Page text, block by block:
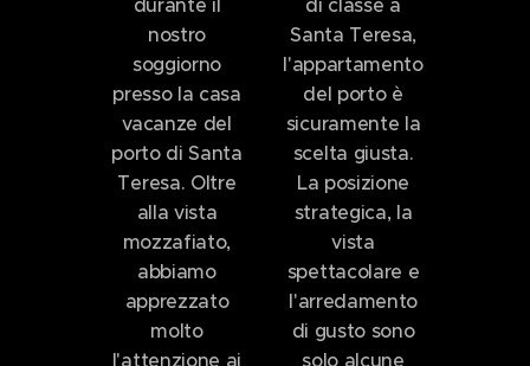
durante il
nostro
soggiorno
presso la casa
vacanze del
porto di Santa
Teresa. Oltre
alla vista
mozzafiato,
abbiamo
apprezzato
molto
l'attenzione ai
di classe a
Santa Teresa,
l'appartamento
del porto è
sicuramente la
scelta giusta.
La posizione
strategica, la
vista
spettacolare e
l'arredamento
di gusto sono
solo alcune